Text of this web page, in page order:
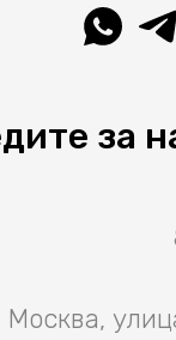
за
Москва,